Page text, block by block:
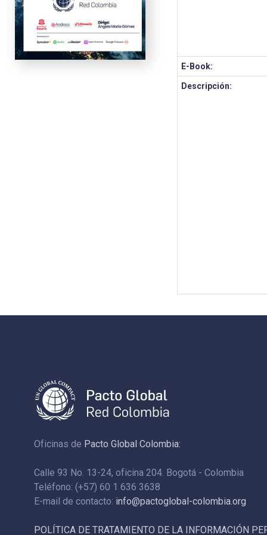
E-Book:
Descripción:
Oficinas de Pacto Global Colombia:
Calle 93 No. 13-24, oficina 204. Bogotá - Colombia
Teléfono: (+57) 60 1 636 3638
E-mail de contacto: info@pactoglobal-colombia.org
POLÍTICA DE TRATAMIENTO DE LA INFORMACIÓN